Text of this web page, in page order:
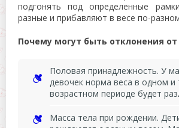
подгонять под определенные
разные и прибавляют в весе по-
Почему могут быть отклонения
Половая принадлежность. У
девочек норма веса в одном
возрастном периоде будет
Масса тела при рождении.